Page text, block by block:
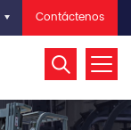
Contáctenos